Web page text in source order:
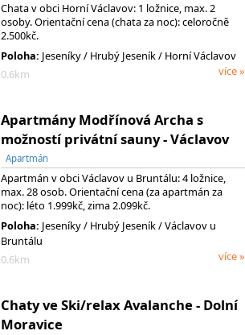
Chata v obci Horní Václavov: 1 ložnice, max. 2
osoby. Orientační cena (chata za noc): celoročně
2.500kč.
Poloha: Jeseníky/ Hrubý Jeseník/ Horní Václavov
0.6km
více »
Apartmány Modřínová Archa s
možností privátní sauny - Václavov
Apartmán
Apartmán v obci Václavov u Bruntálu: 4 ložnice,
max. 28 osob. Orientační cena (za apartmán za
noc): léto 1.999kč, zima 2.099kč.
Poloha: Jeseníky/ Hrubý Jeseník/ Václavov u
Bruntálu
0.6km
více »
Chaty ve Ski/relax Avalanche - Dolní
Moravice